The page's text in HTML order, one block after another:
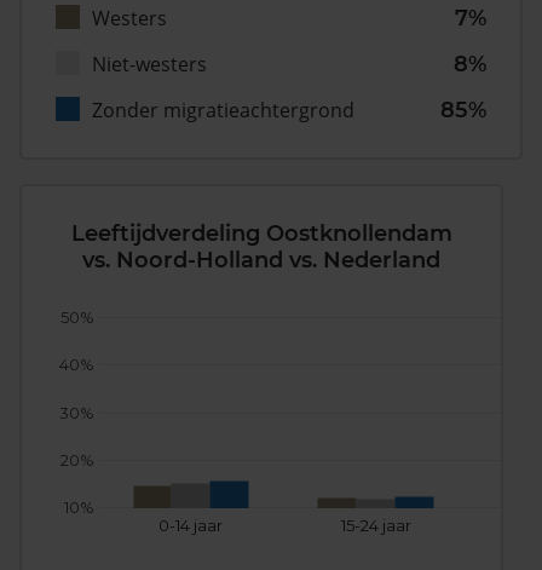
Westers
7%
Niet-westers
8%
Zonder migratieachtergrond
85%
Leeftijdverdeling Oostknollendam
vs. Noord-Holland vs. Nederland
0-14 jaar 15-24 jaar
10%
20%
30%
40%
50%